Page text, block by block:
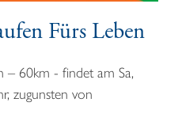
Fürs Leben
– 60km - findet am Sa,
zugunsten von